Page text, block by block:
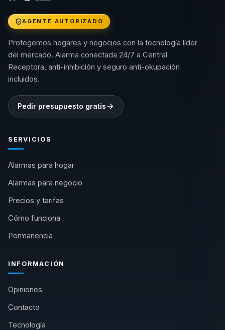
AGENTE AUTORIZADO
Protegemos hogares y negocios con la tecnología líder
del mercado. Alarma conectada 24/7 a Central
Receptora, anti-inhibición y seguro anti-okupación
incluidos.
Pedir presupuesto gratis
SERVICIOS
Alarmas para hogar
Alarmas para negocio
Precios y tarifas
Cómo funciona
Permanencia
INFORMACIÓN
Opiniones
Contacto
Tecnología